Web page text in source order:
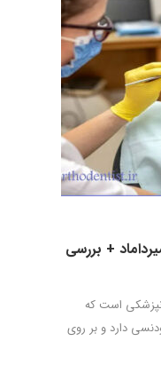
+ بررسی
است که
دارد و بر روی